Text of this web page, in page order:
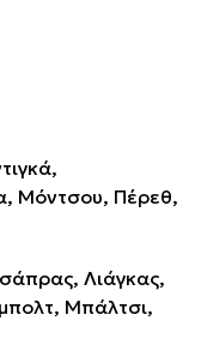
Μόντσου, Πέρεθ,
Λιάγκας,
Μπάλτσι,